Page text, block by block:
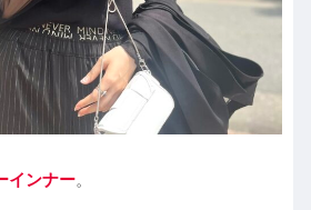
インナー。